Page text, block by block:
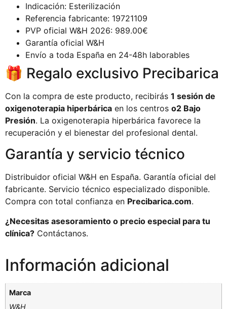
Indicación: Esterilización
Referencia fabricante: 19721109
PVP oficial W&H 2026: 989.00€
Garantía oficial W&H
Envío a toda España en 24-48h laborables
🎁 Regalo exclusivo Precibarica
Con la compra de este producto, recibirás 1 sesión de
oxigenoterapia hiperbárica en los centros o2 Bajo
Presión. La oxigenoterapia hiperbárica favorece la
recuperación y el bienestar del profesional dental.
Garantía y servicio técnico
Distribuidor oficial W&H en España. Garantía oficial del
fabricante. Servicio técnico especializado disponible.
Compra con total confianza en Precibarica.com.
¿Necesitas asesoramiento o precio especial para tu
clínica? Contáctanos.
Información adicional
Marca
W&H